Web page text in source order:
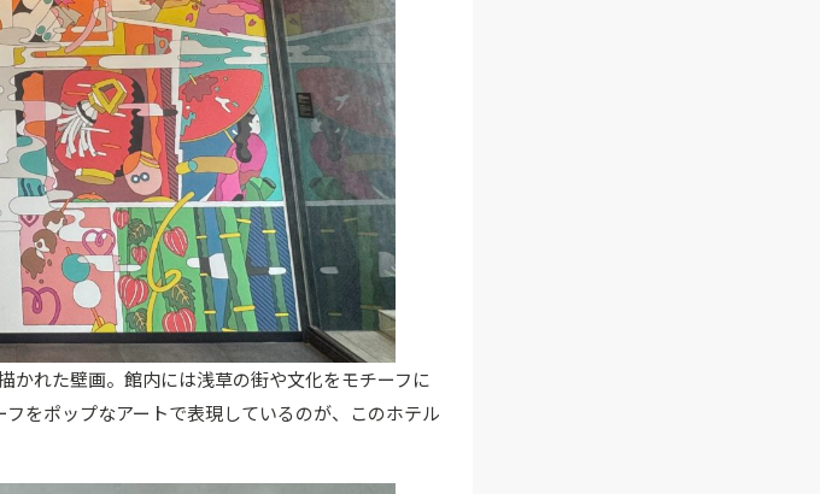
かれた壁画。館内には浅草の街や文化をモチーフに
をポップなアートで表現しているのが、このホテル